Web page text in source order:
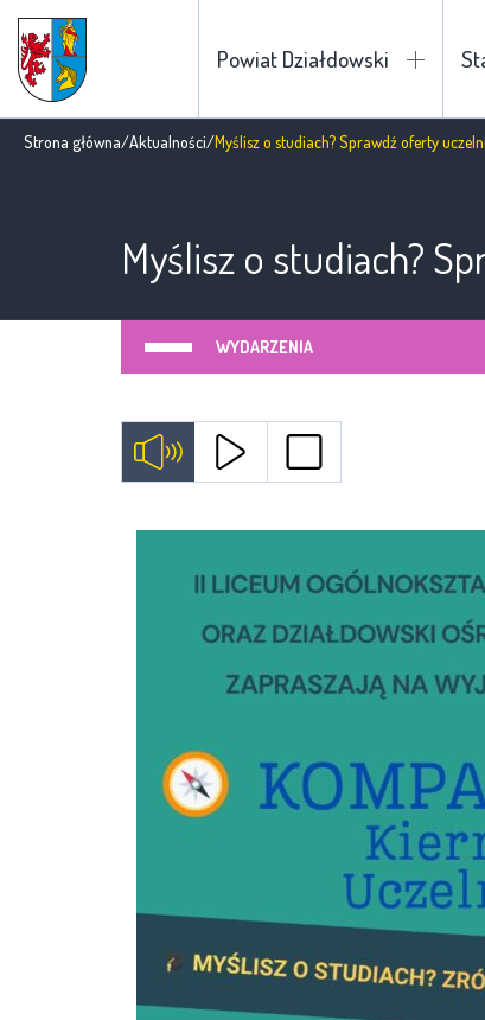
Powiat Działdowski
Strona główna/Aktualności/Myślisz o studiach? Sprawdź oferty
Myślisz o studiach?
WYDARZENIA